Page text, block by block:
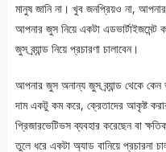
মানুষ জানি না। খুব জনপ্রিয়ও না,
আপনার জুস নিয়ে একটা
জুস ব্র্যান্ড নিয়ে প্রচারণা চালাবেন।
আপনার জুস অনান্য জুস ব্র্যান্ড থেকে
দাম একটু কম করে, ক্রেতাদের আকৃষ্ট
প্রিজারভেটিভস ব্যবহার করেছেন বা
তুলে ধরে একটা অ্যাড বানিয়ে প্রচারনা